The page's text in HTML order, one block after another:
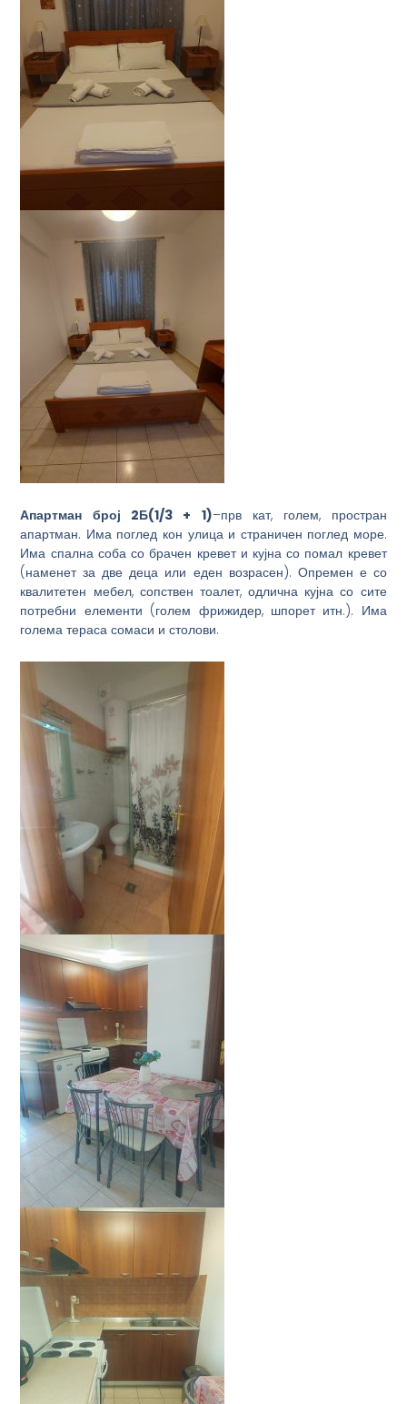
Апартман број 2Б(1/3 + 1)–прв кат, голем, простран
апартман. Има поглед кон улица и страничен поглед море.
Има спална соба со брачен кревет и кујна со помал кревет
(наменет за две деца или еден возрасен). Опремен е со
квалитетен мебел, сопствен тоалет, одлична кујна со сите
потребни елементи (голем фрижидер, шпорет итн.). Има
голема тераса сомаси и столови.